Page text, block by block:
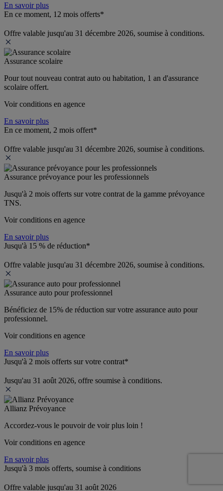
En savoir plus
En ce moment, 12 mois offerts*
Offre valable jusqu'au 31 décembre 2026, soumise à conditions.
Assurance scolaire
Pour tout nouveau contrat auto ou habitation, 1 an d'assurance
scolaire offert.
Voir conditions en agence
En savoir plus
En ce moment, 2 mois offert*
Offre valable jusqu'au 31 décembre 2026, soumise à conditions.
Assurance prévoyance pour les professionnels
Jusqu'à 2 mois offerts sur votre contrat de la gamme prévoyance
TNS.
Voir conditions en agence
En savoir plus
Jusqu'à 15 % de réduction*
Offre valable jusqu'au 31 décembre 2026, soumise à conditions.
Assurance auto pour professionnel
Bénéficiez de 15% de réduction sur votre assurance auto pour
professionnel.
Voir conditions en agence
En savoir plus
Jusqu'à 2 mois offerts sur votre contrat*
Jusqu'au 31 août 2026, offre soumise à conditions.
Allianz Prévoyance
Accordez-vous le pouvoir de voir plus loin !
Voir conditions en agence
En savoir plus
Jusqu'à 3 mois offerts, soumise à conditions
Offre valable jusqu'au 31 août 2026